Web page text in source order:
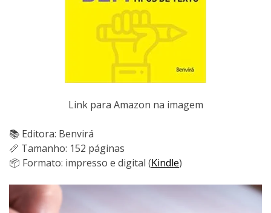
Link para Amazon na imagem
📚 Editora: Benvirá
📏 Tamanho: 152 páginas
📦 Formato: impresso e digital (Kindle)